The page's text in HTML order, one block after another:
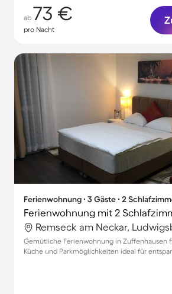
ab 73 €
pro Nacht
Ferienwohnung ∙ 3 Gäste ∙ 2
Gemütliche Ferienwohnung in Zuffenhausen
Küche und Parkmöglichkeiten ideal für